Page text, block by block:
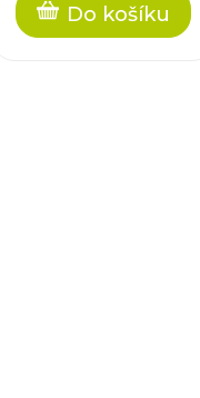
Do košíku